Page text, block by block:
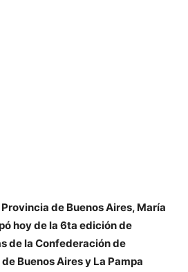
de Buenos Aires, María
hoy de la 6ta edición de
de la Confederación de
Buenos Aires y La Pampa